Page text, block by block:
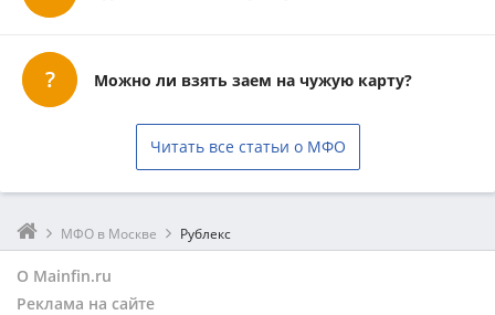
Можно ли взять заем на чужую карту?
Читать все статьи о МФО
МФО в Москве Рублекс
О Mainfin.ru
Реклама на сайте